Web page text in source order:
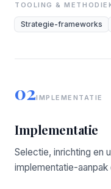
TOOLING &
Strategie-frameworks
02IMPLEMENTATIE
Implementatie
Selectie, inrichting en
implementatie-